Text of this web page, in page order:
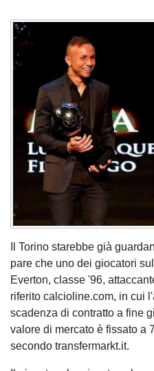
Il Torino starebbe già
pare che uno dei giocatori
Everton, classe '96,
riferito calcioline.com, in cui
scadenza di contratto a fine
valore di mercato è fissato a
secondo transfermarkt.it.